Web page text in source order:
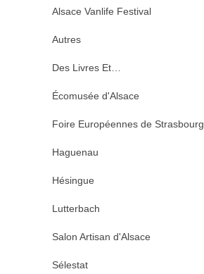
Alsace Vanlife Festival
Autres
Des Livres Et…
Écomusée d'Alsace
Foire Européennes de Strasbourg
Haguenau
Hésingue
Lutterbach
Salon Artisan d'Alsace
Sélestat